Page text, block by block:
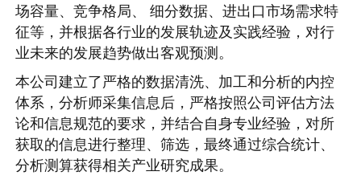
场容量、竞争格局、 细分数据、进出口市场需求特
征等，并根据各行业的发展轨迹及实践经验，对行
业未来的发展趋势做出客观预测。
本公司建立了严格的数据清洗、加工和分析的内控
体系，分析师采集信息后，严格按照公司评估方法
论和信息规范的要求，并结合自身专业经验，对所
获取的信息进行整理、筛选，最终通过综合统计、
分析测算获得相关产业研究成果。